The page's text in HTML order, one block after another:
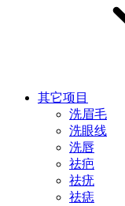
其它项目
洗眉毛
洗眼线
洗唇
祛疤
祛疣
祛痣